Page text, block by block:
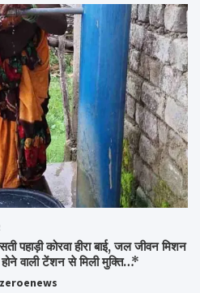
पहाड़ी कोरवा हीरा बाई, जल जीवन मिशन
वाली टेंशन से मिली मुक्ति…*